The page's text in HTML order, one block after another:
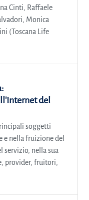
Cinti, Raffaele
Monica
(Toscana Life
del
soggetti
e nella fruizione del
servizio, nella sua
provider, fruitori,